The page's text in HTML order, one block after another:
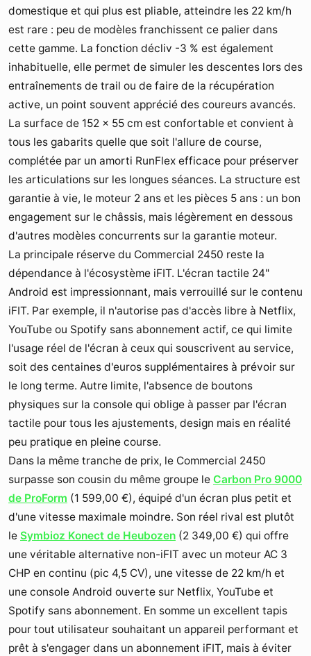
domestique et qui plus est pliable, atteindre les 22 km/h
est rare : peu de modèles franchissent ce palier dans
cette gamme. La fonction décliv -3 % est également
inhabituelle, elle permet de simuler les descentes lors des
entraînements de trail ou de faire de la récupération
active, un point souvent apprécié des coureurs avancés.
La surface de 152 × 55 cm est confortable et convient à
tous les gabarits quelle que soit l'allure de course,
complétée par un amorti RunFlex efficace pour préserver
les articulations sur les longues séances. La structure est
garantie à vie, le moteur 2 ans et les pièces 5 ans : un bon
engagement sur le châssis, mais légèrement en dessous
d'autres modèles concurrents sur la garantie moteur.
La principale réserve du Commercial 2450 reste la
dépendance à l'écosystème iFIT. L'écran tactile 24"
Android est impressionnant, mais verrouillé sur le contenu
iFIT. Par exemple, il n'autorise pas d'accès libre à Netflix,
YouTube ou Spotify sans abonnement actif, ce qui limite
l'usage réel de l'écran à ceux qui souscrivent au service,
soit des centaines d'euros supplémentaires à prévoir sur
le long terme. Autre limite, l'absence de boutons
physiques sur la console qui oblige à passer par l'écran
tactile pour tous les ajustements, design mais en réalité
peu pratique en pleine course.
Dans la même tranche de prix, le Commercial 2450
surpasse son cousin du même groupe le Carbon Pro 9000
de ProForm (1 599,00 €), équipé d'un écran plus petit et
d'une vitesse maximale moindre. Son réel rival est plutôt
le Symbioz Konect de Heubozen (2 349,00 €) qui offre
une véritable alternative non-iFIT avec un moteur AC 3
CHP en continu (pic 4,5 CV), une vitesse de 22 km/h et
une console Android ouverte sur Netflix, YouTube et
Spotify sans abonnement. En somme un excellent tapis
pour tout utilisateur souhaitant un appareil performant et
prêt à s'engager dans un abonnement iFIT, mais à éviter